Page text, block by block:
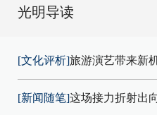
光明导读
[文化评析]旅游演艺带来新
[新闻随笔]这场接力折射出